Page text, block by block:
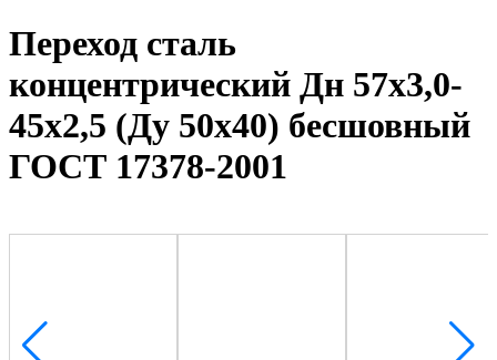
Переход сталь
концентрический Дн 57х3,0-
45х2,5 (Ду 50х40) бесшовный
ГОСТ 17378-2001